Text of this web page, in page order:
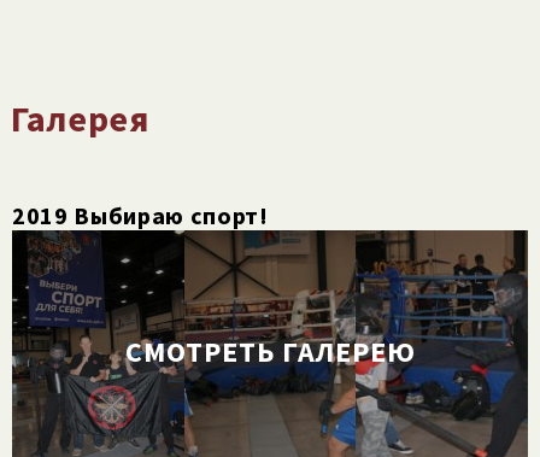
Галерея
2019 Выбираю спорт!
СМОТРЕТЬ ГАЛЕРЕЮ